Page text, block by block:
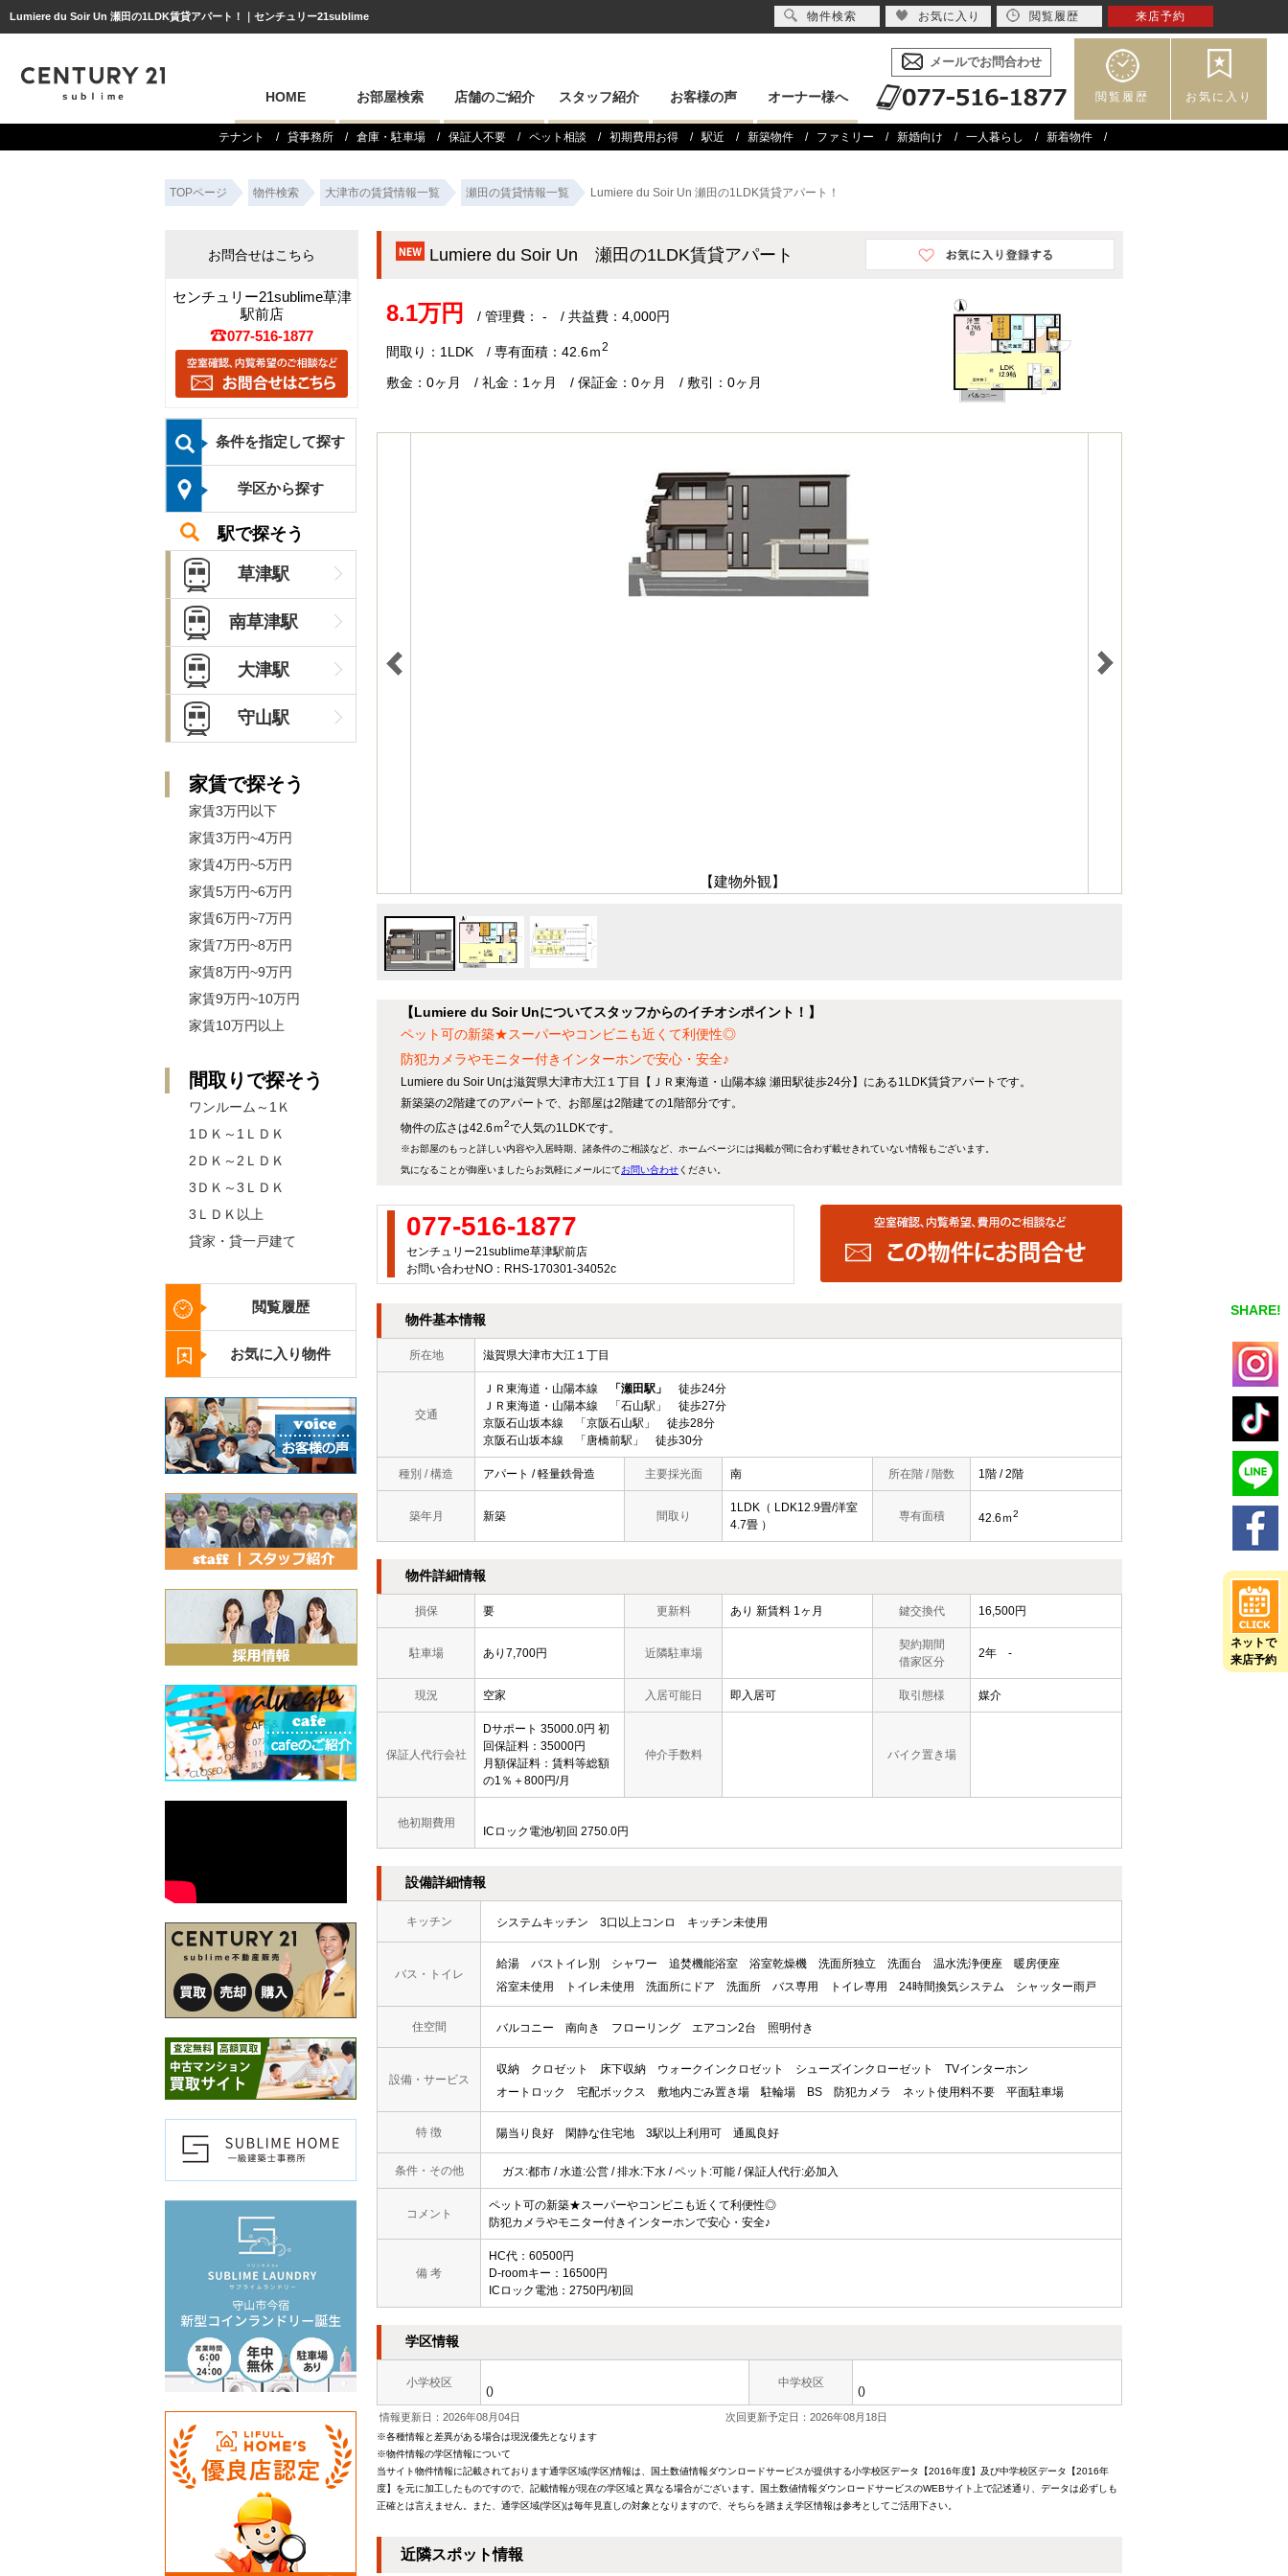
Lumiere du Soir Un 瀬田の1LDK賃貸アパート！｜センチュリー21sublime
HOME お部屋検索 店舗のご紹介 スタッフ紹介 お客様の声 オーナー様へ
メールでお問合わせ
閲覧履歴 お気に入り
テナント 貸事務所 倉庫・駐車場 保証人不要 ペット相談 初期費用お得 駅近 新築物件 ファミリー 新婚向け 一人暮らし 新着物件
SHARE!
ネットで
来店予約
TOPページ 物件検索 大津市の賃貸情報一覧 瀬田の賃貸情報一覧 Lumiere du Soir Un 瀬田の1LDK賃貸アパート！
Lumiere du Soir Un 瀬田の1LDK賃貸アパート
8.1万円 / 管理費： - / 共益費：4,000円
間取り：1LDK / 専有面積：42.6ｍ2
敷金：0ヶ月 / 礼金：1ヶ月 / 保証金：0ヶ月 / 敷引：0ヶ月
【建物外観】
【Lumiere du Soir Unについてスタッフからのイチオシポイント！】
ペット可の新築★スーパーやコンビニも近くて利便性◎
防犯カメラやモニター付きインターホンで安心・安全♪
Lumiere du Soir Unは滋賀県大津市大江１丁目【ＪＲ東海道・山陽本線 瀬田駅徒歩24分】にある1LDK賃貸アパートです。
新築築の2階建てのアパートで、お部屋は2階建ての1階部分です。
物件の広さは42.6ｍ2で人気の1LDKです。
※お部屋のもっと詳しい内容や入居時期、諸条件のご相談など、ホームページには掲載が間に合わず載せきれていない情報もございます。
気になることが御座いましたらお気軽にメールにてお問い合わせください。
077-516-1877
センチュリー21sublime草津駅前店
お問い合わせNO：RHS-170301-34052c
物件基本情報
所在地 滋賀県大津市大江１丁目
交通
ＪＲ東海道・山陽本線 「瀬田駅」
徒歩24分
ＪＲ東海道・山陽本線 「石山駅」 徒歩27分
京阪石山坂本線 「京阪石山駅」 徒歩28分
京阪石山坂本線 「唐橋前駅」 徒歩30分
種別 / 構造 アパート / 軽量鉄骨造 主要採光面 南 所在階 / 階数 1階 / 2階
築年月 新築 間取り
1LDK（ LDK12.9畳/洋室
4.7畳 ）
専有面積 42.6ｍ2
物件詳細情報
損保 要 更新料 あり 新賃料 1ヶ月 鍵交換代 16,500円
駐車場 あり7,700円 近隣駐車場
契約期間
借家区分
2年 -
現況 空家 入居可能日 即入居可 取引態様 媒介
保証人代行会社
Dサポート 35000.0円 初
回保証料：35000円
月額保証料：賃料等総額
の1％＋800円/月
仲介手数料 バイク置き場
他初期費用
ICロック電池/初回 2750.0円
設備詳細情報
キッチン システムキッチン 3口以上コンロ キッチン未使用
バス・トイレ
給湯 バストイレ別 シャワー 追焚機能浴室 浴室乾燥機 洗面所独立 洗面台 温水洗浄便座
暖房便座
浴室未使用
トイレ未使用 洗面所にドア 洗面所 バス専用 トイレ専用 24時間換気システム シャッター雨戸
住空間 バルコニー 南向き フローリング エアコン2台 照明付き
設備・サービス
収納 クロゼット 床下収納 ウォークインクロゼット シューズインクローゼット
TVインターホン
オートロック
宅配ボックス 敷地内ごみ置き場 駐輪場 BS 防犯カメラ ネット使用料不要 平面駐車場
特 徴 陽当り良好 閑静な住宅地 3駅以上利用可 通風良好
条件・その他 ガス:都市 / 水道:公営 / 排水:下水 / ペット:可能 / 保証人代行:必加入
コメント
ペット可の新築★スーパーやコンビニも近くて利便性◎
防犯カメラやモニター付きインターホンで安心・安全♪
備 考
HC代：60500円
D-roomキー：16500円
ICロック電池：2750円/初回
学区情報
小学校区
()
中学校区
()
情報更新日：2026年08月04日 次回更新予定日：2026年08月18日
※各種情報と差異がある場合は現況優先となります
※物件情報の学区情報について
当サイト物件情報に記載されております通学区域(学区)情報は、国土数値情報ダウンロードサービスが提供する小学校区データ【2016年度】及び中学校区データ【2016年
度】を元に加工したものですので、記載情報が現在の学区域と異なる場合がございます。国土数値情報ダウンロードサービスのWEBサイト上で記述通り、データは必ずしも
正確とは言えません。また、通学区域(学区)は毎年見直しの対象となりますので、そちらを踏まえ学区情報は参考としてご活用下さい。
近隣スポット情報
お問合せはこちら
センチュリー21sublime草津
駅前店
077-516-1877
条件を指定して探す
学区から探す
駅で探そう
草津駅
南草津駅
大津駅
守山駅
家賃で探そう
家賃3万円以下
家賃3万円~4万円
家賃4万円~5万円
家賃5万円~6万円
家賃6万円~7万円
家賃7万円~8万円
家賃8万円~9万円
家賃9万円~10万円
家賃10万円以上
間取りで探そう
ワンルーム～1Ｋ
1ＤＫ～1ＬＤＫ
2ＤＫ～2ＬＤＫ
3ＤＫ～3ＬＤＫ
3ＬＤＫ以上
貸家・貸一戸建て
閲覧履歴
お気に入り物件
物件検索 お気に入り 閲覧履歴 来店予約